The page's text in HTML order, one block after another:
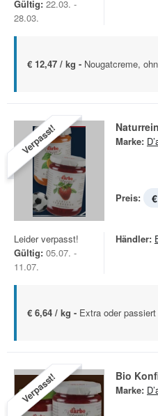
Gültig: 22.03. -
28.03.
€ 12,47 / kg - Nougatcreme,
Verpasst! Marke:
Preis:
Leider verpasst!
Gültig: 05.07. -
11.07.
Händler:
€ 6,64 / kg - Extra oder
Verpasst! Bio
Marke: